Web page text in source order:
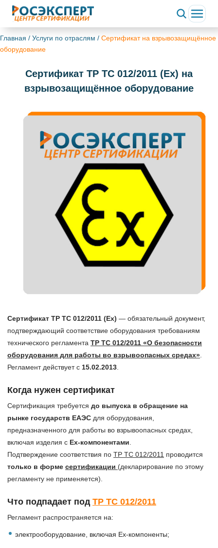
Главная / Услуги по отраслям / Сертификат на взрывозащищённое
оборудование
Сертификат ТР ТС 012/2011 (Ex) на
взрывозащищённое оборудование
Сертификат ТР ТС 012/2011 (Ex) — обязательный документ,
подтверждающий соответствие оборудования требованиям
технического регламента ТР ТС 012/2011 «О безопасности
оборудования для работы во взрывоопасных средах»
Регламент действует с 15.02.2013
Когда нужен сертификат
Сертификация требуется до выпуска в обращение на
рынке государств ЕАЭС для оборудования,
предназначенного для работы во взрывоопасных средах,
включая изделия с Ex-компонентами
Подтверждение соответствия по ТР ТС 012/2011 проводится
только в форме сертификации (декларирование по этому
регламенту не применяется).
Что подпадает под ТР ТС 012/2011
Регламент распространяется на:
электрооборудование, включая Ex-компоненты;